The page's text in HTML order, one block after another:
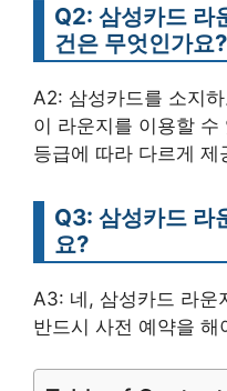
Q2: 삼성카드 라
건은 무엇인가요?
A2: 삼성카드를 소지
이 라운지를 이용할 수
등급에 따라 다르게 제
Q3: 삼성카드 라
요?
A3: 네, 삼성카드 라운
반드시 사전 예약을 해